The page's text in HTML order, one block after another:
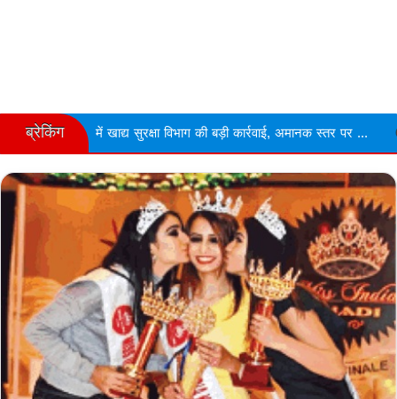
ब्रेकिंग
सुरक्षा विभाग की बड़ी कार्रवाई, अमानक स्तर पर ...